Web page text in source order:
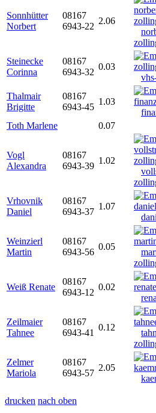
Sonnhütter
Norbert
08167
6943-22
2.06
Steinecke
Corinna
08167
6943-32
0.03
Thalmair
Brigitte
08167
6943-45
1.03
Toth Marlene
0.07
Vogl
Alexandra
08167
6943-39
1.02
Vrhovnik
Daniel
08167
6943-37
1.07
Weinzierl
Martin
08167
6943-56
0.05
Weiß Renate
08167
6943-12
0.02
Zeilmaier
Tahnee
08167
6943-41
0.12
Zelmer
Mariola
08167
6943-57
2.05
drucken nach oben